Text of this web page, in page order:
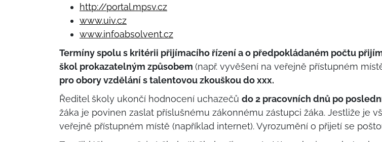
http://portal.mpsv.cz
www.uiv.cz
www.infoabsolvent.cz
Termíny spolu s kritérii přijímacího řízení a o předpokládaném počtu
škol prokazatelným způsobem (např. vyvěšení na veřejně přístupném
pro obory vzdělání s talentovou zkouškou do xxx.
Ředitel školy ukončí hodnocení uchazečů do 2 pracovních dnů po
žáka je povinen zaslat příslušnému zákonnému zástupci žáka. Jestliže je
veřejně přístupném místě (například internet). Vyrozumění o přijetí se